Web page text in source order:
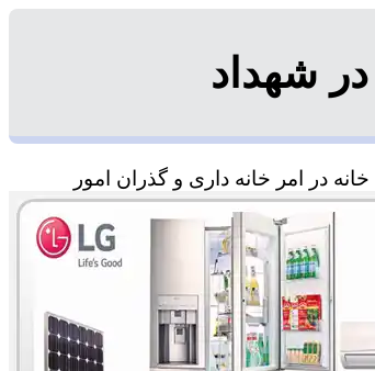
شهداد
در امر خانه داری و گذران امور